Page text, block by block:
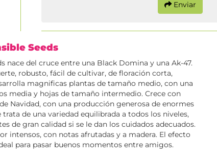
Enviar
Seeds
nace del cruce entre una Black Domina y una Ak-47.
robusto, fácil de cultivar, de floración corta,
magnificas plantas de tamaño medio, con una
media y hojas de tamaño intermedio. Crece con
Navidad, con una producción generosa de enormes
de una variedad equilibrada a todos los niveles,
de gran calidad si se le dan los cuidados adecuados.
intensos, con notas afrutadas y a madera. El efecto
para pasar buenos momentos entre amigos.